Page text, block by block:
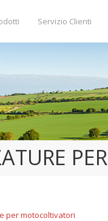
Servizio Clienti
per motocoltivatori